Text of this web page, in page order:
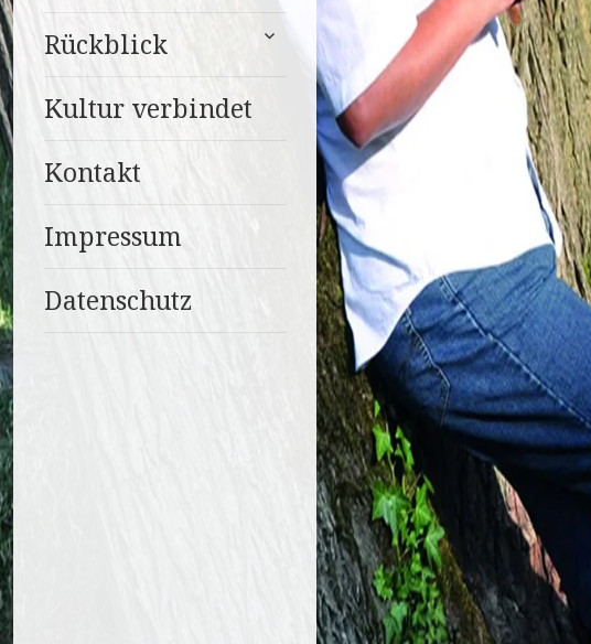
Rückblick
untermenü
anzeigen
Kultur verbindet
Kontakt
Impressum
Datenschutz